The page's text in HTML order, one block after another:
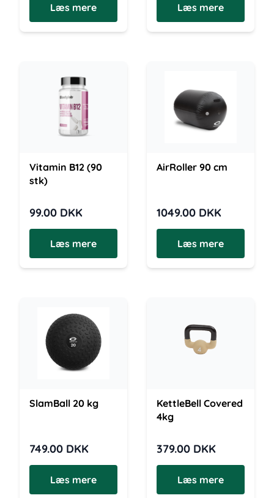
Læs mere Læs mere
Vitamin B12 (90
stk)
99.00 DKK
Læs mere
AirRoller 90 cm
1049.00 DKK
Læs mere
SlamBall 20 kg
749.00 DKK
Læs mere
KettleBell Covered
4kg
379.00 DKK
Læs mere